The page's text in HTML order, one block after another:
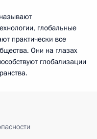
глобальные
практически все
Они на глазах
глобализации